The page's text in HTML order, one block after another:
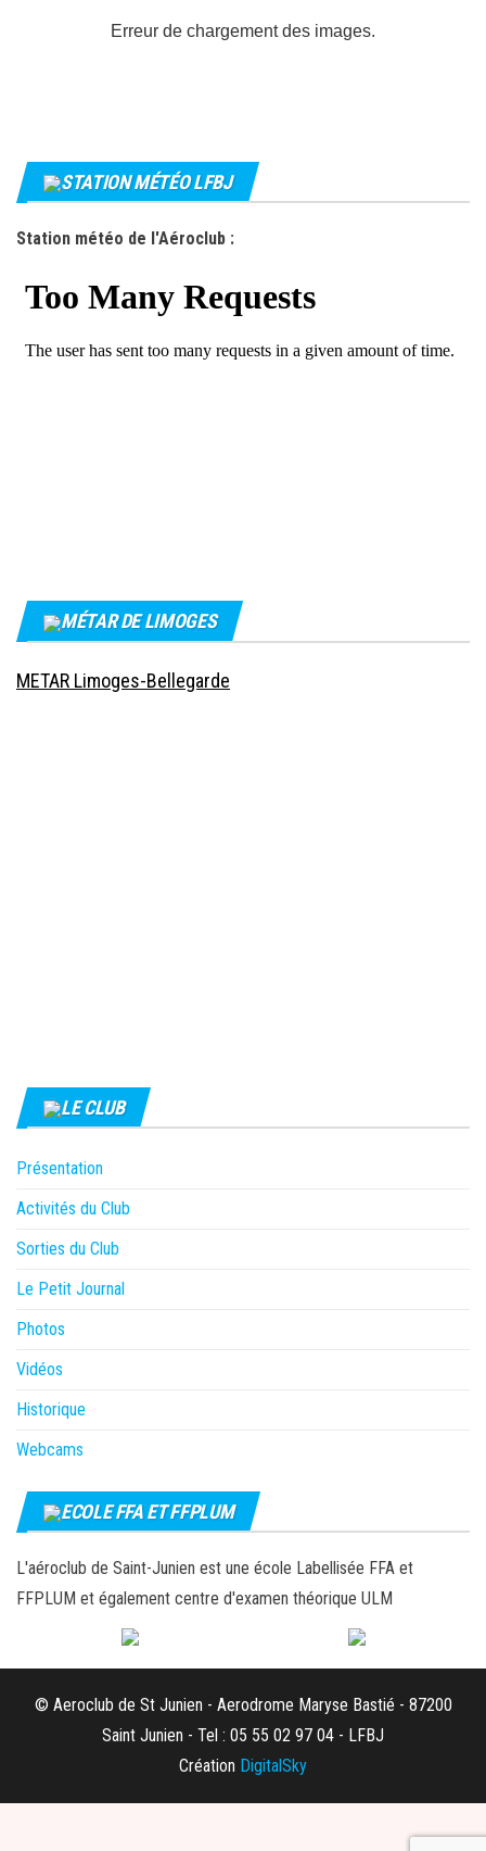
Erreur de chargement des images.
STATION MÉTÉO LFBJ
Station météo de l'Aéroclub :
MÉTAR DE LIMOGES
METAR Limoges-Bellegarde
LE CLUB
Présentation
Activités du Club
Sorties du Club
Le Petit Journal
Photos
Vidéos
Historique
Webcams
ECOLE FFA ET FFPLUM
L'aéroclub de Saint-Junien est une école Labellisée FFA et
FFPLUM et également centre d'examen théorique ULM
© Aeroclub de St Junien - Aerodrome Maryse Bastié - 87200
Saint Junien - Tel : 05 55 02 97 04 - LFBJ
Création DigitalSky